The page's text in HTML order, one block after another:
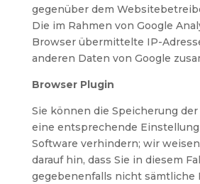
gegenüber dem
Die im Rahmen von Google
Browser übermittelte IP-
anderen Daten von Google
Browser Plugin
Sie können die Speicherung
eine entsprechende
Software verhindern; wir
darauf hin, dass Sie in diesem
gegebenenfalls nicht sämtliche